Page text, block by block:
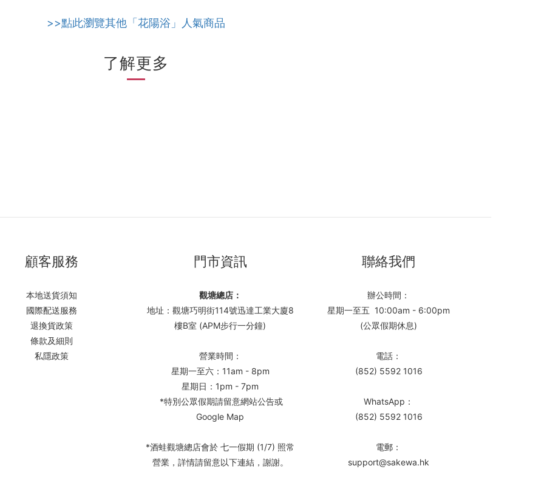
>>點此瀏覽其他「花陽浴」人氣商品
了解更多
顧客服務
本地送貨須知
國際配送服務
退換貨政策
條款及細則
私隱政策
門市資訊
觀塘總店：
地址：觀塘巧明街114號迅達工業大廈8
樓B室 (APM步行一分鐘)
營業時間：
星期一至六：11am - 8pm
星期日：1pm - 7pm
*特別公眾假期請留意網站公告或
Google Map
*酒蛙觀塘總店會於 七一假期 (1/7) 照常
營業，詳情請留意以下連結，謝謝。
聯絡我們
辦公時間：
星期一至五 10:00am - 6:00pm
(公眾假期休息)
電話：
(852) 5592 1016
WhatsApp：
(852) 5592 1016
電郵：
support@sakewa.hk